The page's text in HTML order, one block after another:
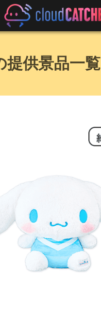
提供景品一覧